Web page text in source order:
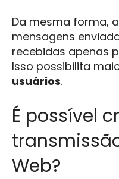
Da mesma forma,
mensagens
recebidas apenas
Isso possibilita
usuários.
É possível
Web?